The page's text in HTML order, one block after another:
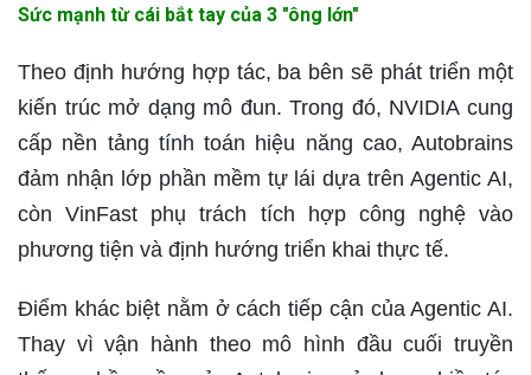
Sức mạnh từ cái bắt tay của 3 "ông lớn"
Theo định hướng hợp tác, ba bên sẽ phát triển một
kiến trúc mở dạng mô đun. Trong đó, NVIDIA cung
cấp nền tảng tính toán hiệu năng cao, Autobrains
đảm nhận lớp phần mềm tự lái dựa trên Agentic AI,
còn VinFast phụ trách tích hợp công nghệ vào
phương tiện và định hướng triển khai thực tế.
Điểm khác biệt nằm ở cách tiếp cận của Agentic AI.
Thay vì vận hành theo mô hình đầu cuối truyền